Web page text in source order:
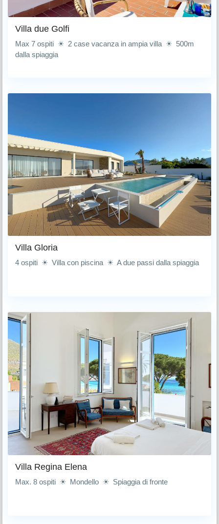
Villa due Golfi
Max 7 ospiti ☀ 2 case vacanza in ampia villa ☀ 500m
dalla spiaggia
Villa Gloria
4 ospiti ☀ Villa con piscina ☀ A due passi dalla spiaggia
Villa Regina Elena
Max. 8 ospiti ☀ Mondello ☀ Spiaggia di fronte